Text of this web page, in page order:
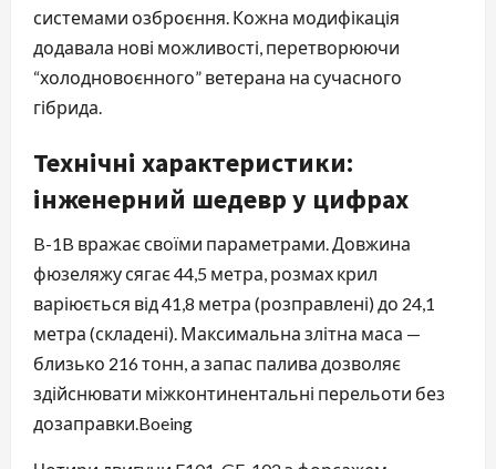
системами озброєння. Кожна модифікація
додавала нові можливості, перетворюючи
“холодновоєнного” ветерана на сучасного
гібрида.
Технічні характеристики:
інженерний шедевр у цифрах
B-1B вражає своїми параметрами. Довжина
фюзеляжу сягає 44,5 метра, розмах крил
варіюється від 41,8 метра (розправлені) до 24,1
метра (складені). Максимальна злітна маса —
близько 216 тонн, а запас палива дозволяє
здійснювати міжконтинентальні перельоти без
дозаправки.⁠Boeing